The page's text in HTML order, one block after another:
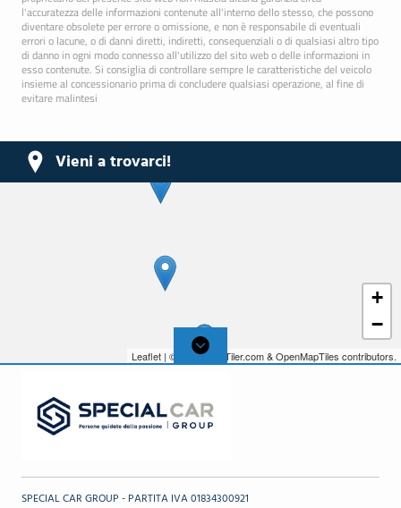
l'accuratezza delle informazioni contenute all'interno dello stesso, che possono
diventare obsolete per errore o omissione, e non è responsabile di eventuali
errori o lacune, o di danni diretti, indiretti, consequenziali o di qualsiasi altro tipo
di danno in ogni modo connesso all'utilizzo del sito web o delle informazioni in
esso contenute. Si consiglia di controllare sempre le caratteristiche del veicolo
insieme al concessionario prima di concludere qualsiasi operazione, al fine di
evitare malintesi
Vieni a trovarci!
+
−
Leaflet | © 2026,MapTiler.com&OpenMapTiles contributors.
SPECIAL CAR GROUP - PARTITA IVA 01834300921